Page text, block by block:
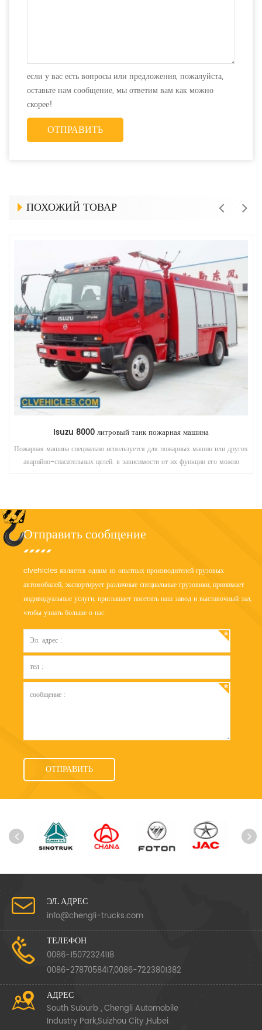
если у вас есть вопросы или предложения, пожалуйста,
оставьте нам сообщение, мы ответим вам как можно
скорее!
ПОХОЖИЙ ТОВАР
Isuzu 8000 литровый танк пожарная машина
Пожарная машина специально используется для пожарных машин или других
аварийно-спасательных целей. в зависимости от их функции его можно
Отправить сообщение
clvehicles является одним из опытных производителей грузовых
автомобилей, экспортирует различные специальные грузовики, принимает
индивидуальные услуги, приглашает посетить наш завод и выставочный зал,
чтобы узнать больше о нас.
ЭЛ. АДРЕС
info@chengli-trucks.com
ТЕЛЕФОН
0086-15072324118
0086-2787058417,0086-7223801382
АДРЕС
South Suburb , Chengli Automobile
Industry Park,Suizhou City ,Hubei